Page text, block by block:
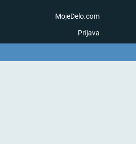
MojeDelo.com
Prijava